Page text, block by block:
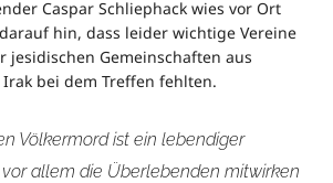
Caspar Schliephack wies vor Ort
hin, dass leider wichtige Vereine
jesidischen Gemeinschaften aus
bei dem Treffen fehlten.
Völkermord ist ein lebendiger
allem die Überlebenden mitwirken